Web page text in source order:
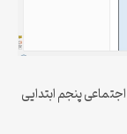
اف درسنامه درس 8 مطالعات اجتماعی پنجم ابتدایی